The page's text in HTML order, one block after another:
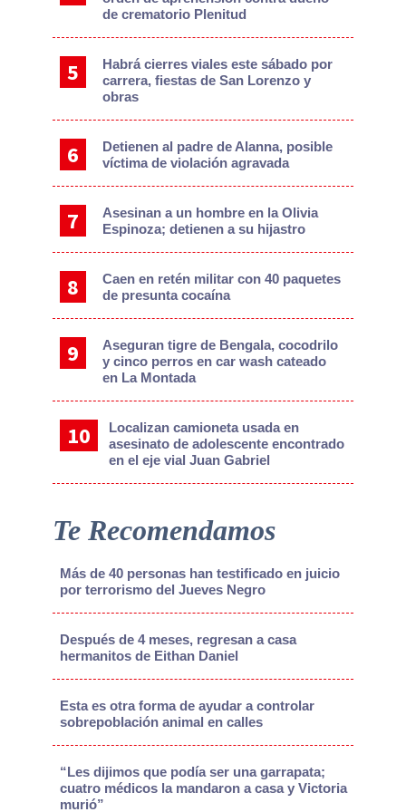
de crematorio Plenitud
Habrá cierres viales este sábado por
carrera, fiestas de San Lorenzo y
obras
Detienen al padre de Alanna, posible
víctima de violación agravada
Asesinan a un hombre en la Olivia
Espinoza; detienen a su hijastro
Caen en retén militar con 40 paquetes
de presunta cocaína
Aseguran tigre de Bengala, cocodrilo
y cinco perros en car wash cateado
en La Montada
Localizan camioneta usada en
asesinato de adolescente encontrado
en el eje vial Juan Gabriel
Te Recomendamos
Más de 40 personas han testificado en juicio
por terrorismo del Jueves Negro
Después de 4 meses, regresan a casa
hermanitos de Eithan Daniel
Esta es otra forma de ayudar a controlar
sobrepoblación animal en calles
“Les dijimos que podía ser una garrapata;
cuatro médicos la mandaron a casa y Victoria
murió”